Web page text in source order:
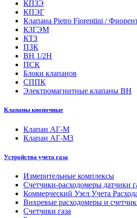
КПЗЭ
КПЭГ
Клапана Pietro Fiorentini /
КЗГЭМ
КТЗ
ПЗК
ВН 1/2Н
ПСК
Блоки клапанов
СППК
Электромагнитные клапаны ВН
Клапаны кнопочные
Клапан АГ-М
Клапан АГ-М3
Устройства учета газа
Измерительные комплексы
Счетчики-расходомеры датчики
Коммерческий Узел Учета
Вихревые расходомеры и
Счетчики газа